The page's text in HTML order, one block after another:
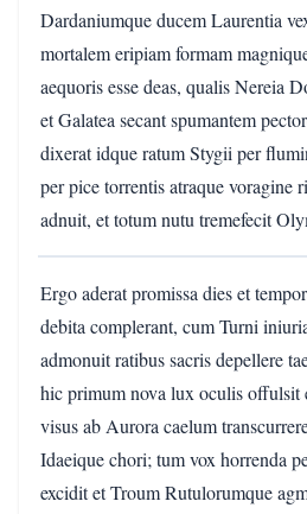
Dardaniumque ducem Laurentia
mortalem eripiam formam
aequoris esse deas, qualis Nereia
et Galatea secant spumantem
dixerat idque ratum Stygii per
per pice torrentis atraque voragine
adnuit, et totum nutu tremefecit
Ergo aderat promissa dies et
debita complerant, cum Turni
admonuit ratibus sacris depellere
hic primum nova lux oculis offulsit
visus ab Aurora caelum
Idaeique chori; tum vox horrenda
excidit et Troum Rutulorumque